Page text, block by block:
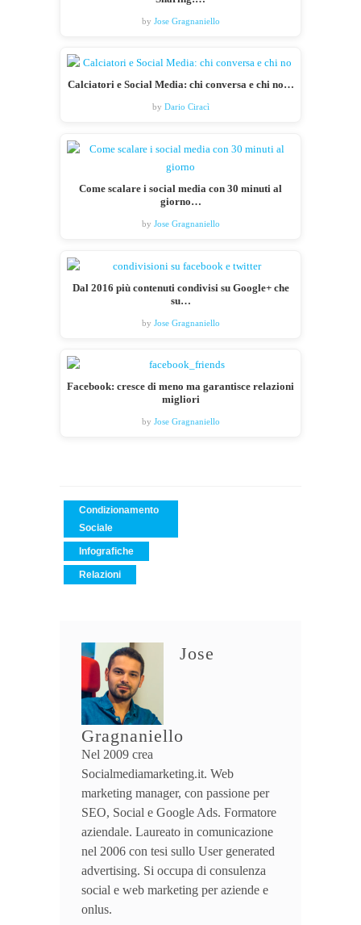
by Jose Gragnaniello
Calciatori e Social Media: chi conversa e chi no…
by Dario Ciracì
Come scalare i social media con 30 minuti al
giorno…
by Jose Gragnaniello
Dal 2016 più contenuti condivisi su Google+ che
su…
by Jose Gragnaniello
Facebook: cresce di meno ma garantisce relazioni
migliori
by Jose Gragnaniello
Condizionamento
Sociale
Infografiche
Relazioni
Jose
Gragnaniello
Nel 2009 crea
Socialmediamarketing.it. Web
marketing manager, con passione per
SEO, Social e Google Ads. Formatore
aziendale. Laureato in comunicazione
nel 2006 con tesi sullo User generated
advertising. Si occupa di consulenza
social e web marketing per aziende e
onlus.